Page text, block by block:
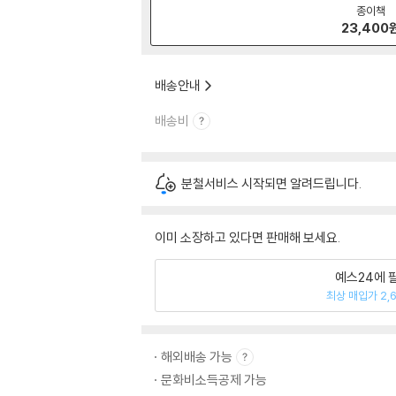
종이책
23,400
배송안내
배송비
분철서비스 시작되면 알려드립니다.
이미 소장하고 있다면 판매해 보세요.
예스24에
최상 매입가
해외배송 가능
문화비소득공제 가능